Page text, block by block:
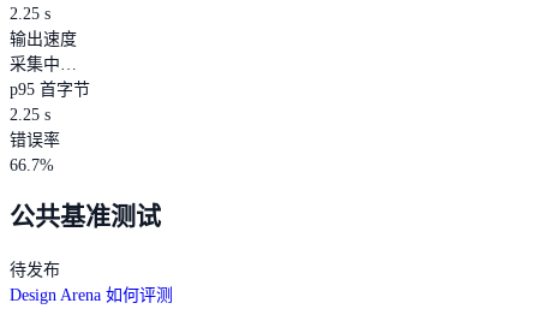
2.25 s
输出速度
采集中…
p95 首字节
2.25 s
错误率
66.7%
公共基准测试
待发布
Design Arena 如何评测